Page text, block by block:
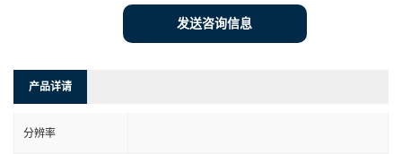
发送咨询信息
产品详请
分辨率